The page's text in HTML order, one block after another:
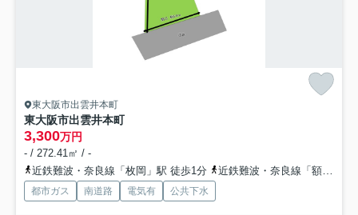
東大阪市出雲井本町
東大阪市出雲井本町
3,300万円
- / 272.41㎡ / -
近鉄難波・奈良線「枚岡」駅 徒歩1分
近鉄難波・奈良線「額田」駅 徒歩10分
都市ガス 南道路 電気有 公共下水